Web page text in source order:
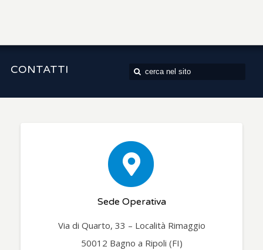
CONTATTI
Sede Operativa
Via di Quarto, 33 – Località Rimaggio
50012 Bagno a Ripoli (FI)